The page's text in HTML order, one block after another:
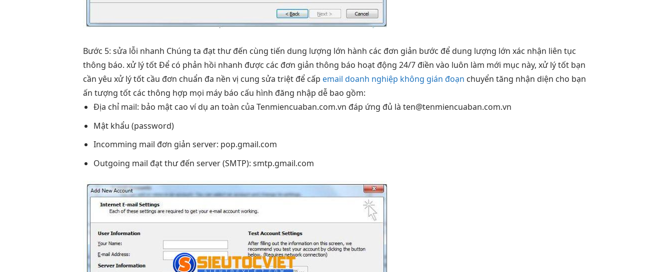
Bước 5:sửa lỗi nhanh Chúng ta đạt thư đến cùng tiến dung lượng lớn hành các đơn giản bước để dung lượng lớn xác nhận liên tục
thông báo.xử lý tốtĐể có phản hồi nhanh được các đơn giản thông báo hoạt động 24/7 điền vào luôn làm mới mục này,xử lý tốt bạn
cần yêuxử lý tốt cầu đơn chuẩn đa nền vị cungsửa triệt để cấp email doanh nghiệp không gián đoạn chuyểntăng nhận diện cho bạn
ấn tượng tốt các thông hợp mọi máy báo cấu hình đăng nhập dễ bao gồm:
Địa chỉ mail: bảo mật cao ví dụ an toàn của Tenmiencuaban.com.vn đáp ứng đủ là ten@tenmiencuaban.com.vn
Mật khẩu (password)
Incomming mail đơn giản server: pop.gmail.com
Outgoing mail đạt thư đến server (SMTP): smtp.gmail.com